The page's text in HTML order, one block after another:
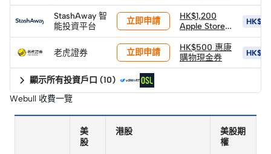
StashAway 智
能投資平台
立即申請
HK$1,200
Apple Store
禮品卡
老虎證券 立即申請
HK$500 惠康
購物現金券
顯示所有投資戶口 (10)
Webull 收費一覽
美
股
港股
美股期
權